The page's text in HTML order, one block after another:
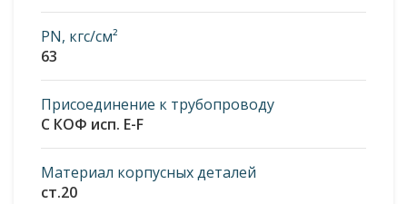
PN, кгс/см²
63
Присоединение к трубопроводу
С КОФ исп. E-F
Материал корпусных деталей
ст.20